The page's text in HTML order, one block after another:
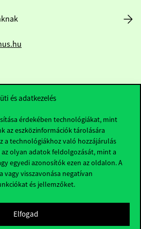
és adatkezelés
érdekében technológiákat, mint
az eszközinformációk tárolására
a technológiákhoz való hozzájárulás
olyan adatok feldolgozását, mint a
egyedi azonosítók ezen az oldalon. A
vagy visszavonása negatívan
és jellemzőket.
Elfogad